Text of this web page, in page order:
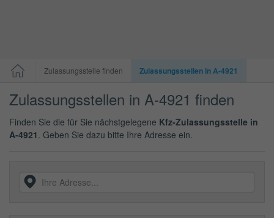
Zulassungsstelle finden Zulassungsstellen in A-4921
Zulassungsstellen in A-4921 finden
Finden Sie die für Sie nächstgelegene Kfz-Zulassungsstelle in
A-4921 . Geben Sie dazu bitte Ihre Adresse ein.